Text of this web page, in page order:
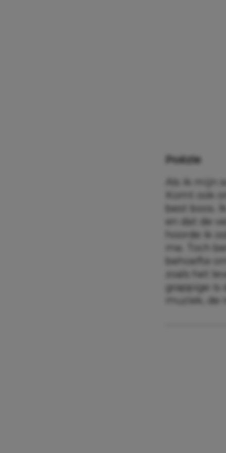
Poëzie
Als ik mijn
Komt ook
best boos.
en dat de
hoorde ik
me. Toch
behoefte
zoals het
grappige
muziek, de